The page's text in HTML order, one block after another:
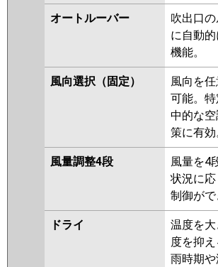
RCSA06333JM
ACEA06387JM
ACSA06387JM
三菱電機 PCZ-ERMP63SKL5
ERMP63SK5 PCZ-
PCZ-ERMP63SK4
ERMP63SKL3
PCZ-ERMP63SK2
ERMP63SKL2
PCZ-ERMP63SKLZ
ERMP63SKY PCZ-
PCZ-ERMP63SKV
ERMP63SKLV
PCZ-ERMP63SKLR
オートルーバー
吹出口
に自動
機能。
風向選択（固定）
風向を
可能。
中的な
策に有効
風量調整4段
風量を4
状況に
制御がで
ドライ
温度を
度を抑
雨時期